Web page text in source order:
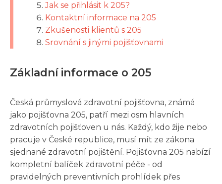
Jak se přihlásit k 205?
Kontaktní informace na 205
Zkušenosti klientů s 205
Srovnání s jinými pojišťovnami
Základní informace o 205
Česká průmyslová zdravotní pojišťovna, známá
jako pojišťovna 205, patří mezi osm hlavních
zdravotních pojišťoven u nás. Každý, kdo žije nebo
pracuje v České republice, musí mít ze zákona
sjednané zdravotní pojištění. Pojišťovna 205 nabízí
kompletní balíček zdravotní péče - od
pravidelných preventivních prohlídek přes